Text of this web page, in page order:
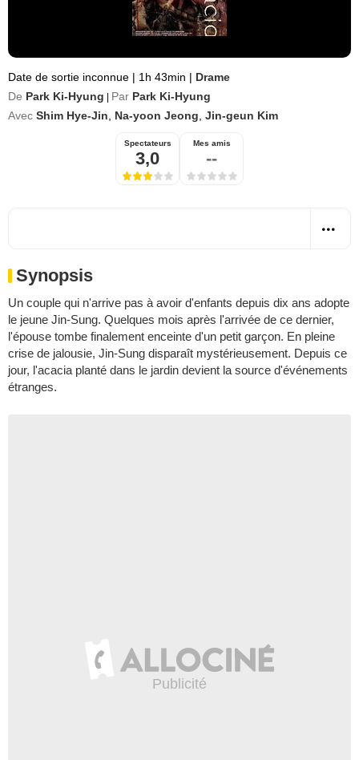
Date de sortie inconnue | 1h 43min | Drame
De Park Ki-Hyung Par Park Ki-Hyung
Avec Shim Hye-Jin Na-yoon Jeong Jin-geun Kim
Spectateurs
3,0
Mes amis
--
Synopsis
Un couple qui n'arrive pas à avoir d'enfants depuis dix ans adopte
le jeune Jin-Sung. Quelques mois après l'arrivée de ce dernier,
l'épouse tombe finalement enceinte d'un petit garçon. En pleine
crise de jalousie, Jin-Sung disparaît mystérieusement. Depuis ce
jour, l'acacia planté dans le jardin devient la source d'événements
étranges.